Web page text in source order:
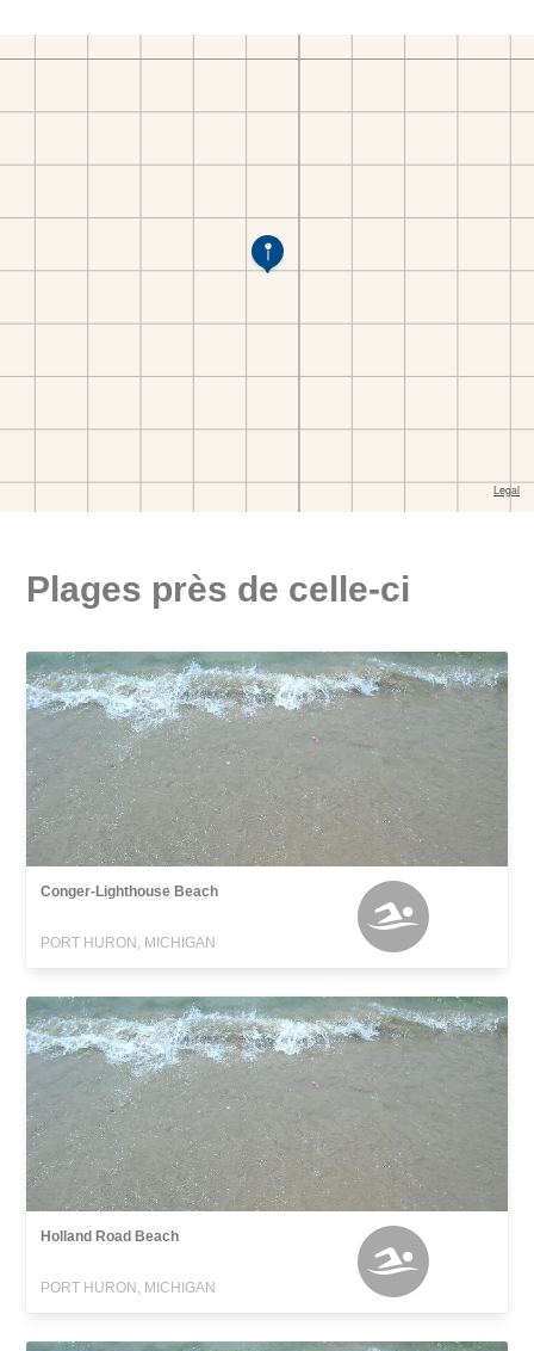
Plages près de celle-ci
Conger-Lighthouse Beach
PORT HURON, MICHIGAN
Holland Road Beach
PORT HURON, MICHIGAN